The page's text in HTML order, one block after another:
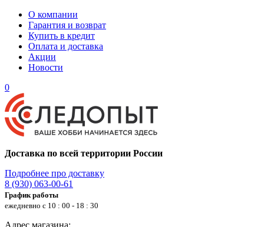
О компании
Гарантия и возврат
Купить в кредит
Оплата и доставка
Акции
Новости
0
Доставка по всей территории России
Подробнее про доставку
8 (930) 063-00-61
График работы
ежедневно с 10 : 00 - 18 : 30
Адрес магазина: